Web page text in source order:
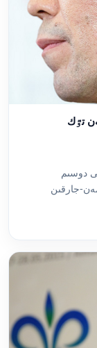
تٷك
دوسىم
جارقىن